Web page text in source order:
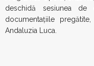
deschidă sesiunea
documentațiile
Andaluzia Luca.